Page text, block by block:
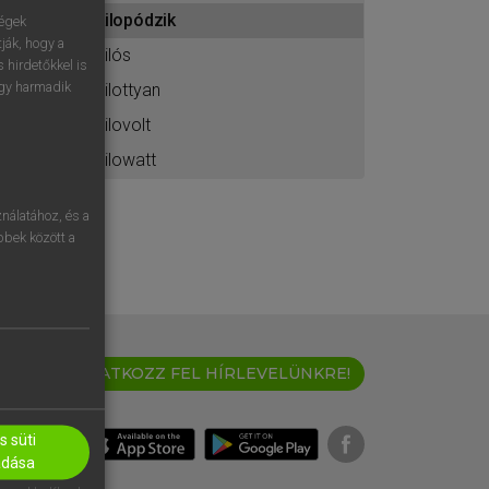
kilopódzik
kilós
kilottyan
kilovolt
kilowatt
IRATKOZZ FEL HÍRLEVELÜNKRE!
hogy a
hirdetőkkel is
harmadik
és a
között a
süti